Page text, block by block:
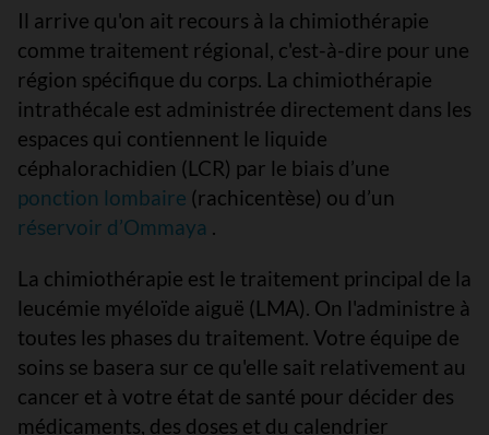
Il arrive qu'on ait recours à la chimiothérapie
comme traitement régional, c'est-à-dire pour une
région spécifique du corps. La chimiothérapie
intrathécale est administrée directement dans les
espaces qui contiennent le liquide
céphalorachidien (LCR) par le biais d’une
ponction lombaire (rachicentèse) ou d’un
réservoir d’Ommaya .
La chimiothérapie est le traitement principal de la
leucémie myéloïde aiguë (LMA). On l'administre à
toutes les phases du traitement. Votre équipe de
soins se basera sur ce qu'elle sait relativement au
cancer et à votre état de santé pour décider des
médicaments, des doses et du calendrier